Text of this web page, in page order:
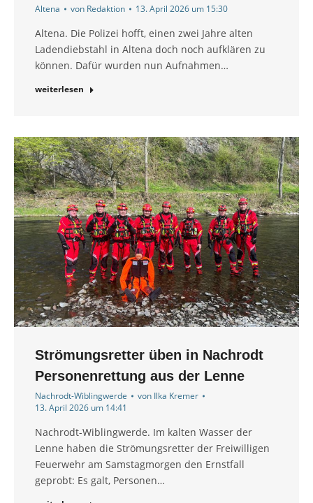
Altena von Redaktion 13. April 2026 um 15:30
Altena. Die Polizei hofft, einen zwei Jahre alten
Ladendiebstahl in Altena doch noch aufklären zu
können. Dafür wurden nun Aufnahmen…
weiterlesen
Strömungsretter üben in Nachrodt
Personenrettung aus der Lenne
Nachrodt-Wiblingwerde von Ilka Kremer
13. April 2026 um 14:41
Nachrodt-Wiblingwerde. Im kalten Wasser der
Lenne haben die Strömungsretter der Freiwilligen
Feuerwehr am Samstagmorgen den Ernstfall
geprobt: Es galt, Personen…